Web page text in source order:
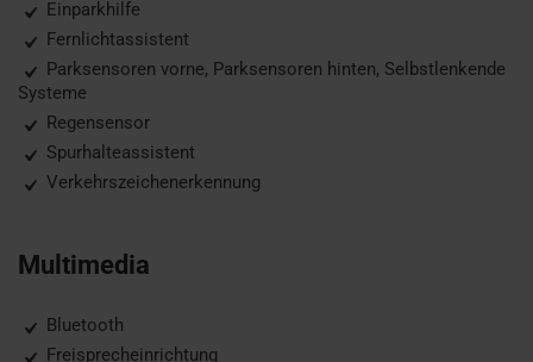
Einparkhilfe
Fernlichtassistent
Parksensoren vorne, Parksensoren hinten, Selbstlenkende
Systeme
Regensensor
Spurhalteassistent
Verkehrszeichenerkennung
Multimedia
Bluetooth
Freisprecheinrichtung